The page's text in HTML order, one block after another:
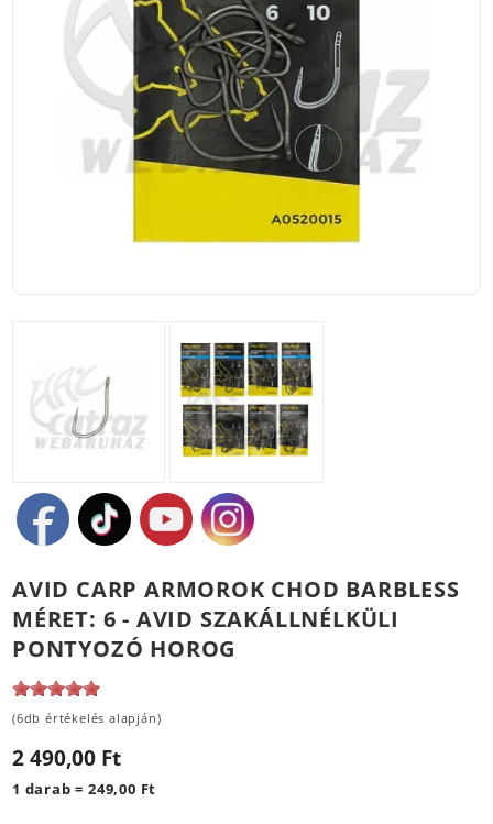
AVID CARP ARMOROK CHOD BARBLESS
MÉRET: 6 - AVID SZAKÁLLNÉLKÜLI
PONTYOZÓ HOROG
(6db értékelés alapján)
2 490,00 Ft
1 darab = 249,00 Ft